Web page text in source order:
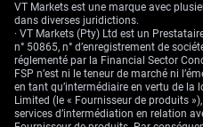
La décision du nouveau président
guidance » a introduit une dose
volatilité implicite à des niveaux
CBOE (GVZ) est monté à 17,8,
rendant les options plus chères
marché. Cet environnement se prête
défini qu’à des positions vendeuses
VT Markets est une marque avec
dans diverses juridictions.
· VT Markets (Pty) Ltd est un
n° 50865, n° d’enregistrement de
réglementé par la Financial Sector
FSP n’est ni le teneur de marché ni
en tant qu’intermédiaire en vertu de la
Limited (le « Fournisseur de produits
services d’intermédiation en relation